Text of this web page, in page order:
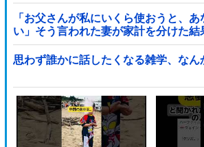
「お父さんが私にいくら使おうと、
い」そう言われた妻が家計を分けた
思わず誰かに話したくなる雑学、なん